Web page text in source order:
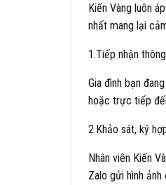
Kiến Vàng luôn
nhất mang lại
1.Tiếp nhận
Gia đình bạn
hoặc trực tiếp
2.Khảo sát, ký
Nhân viên Kiến
Zalo gửi hình